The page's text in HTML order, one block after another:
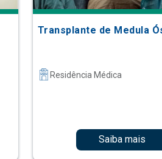
Transplante de Medula
Residência Médica
Saiba mais